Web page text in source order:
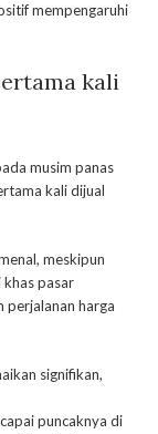
mempengaruhi
kali
musim panas
kali dijual
meskipun
pasar
perjalanan harga
signifikan,
puncaknya di